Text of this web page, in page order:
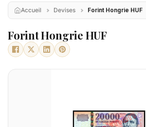
Accueil Devises Forint Hongrie HUF
Forint Hongrie HUF